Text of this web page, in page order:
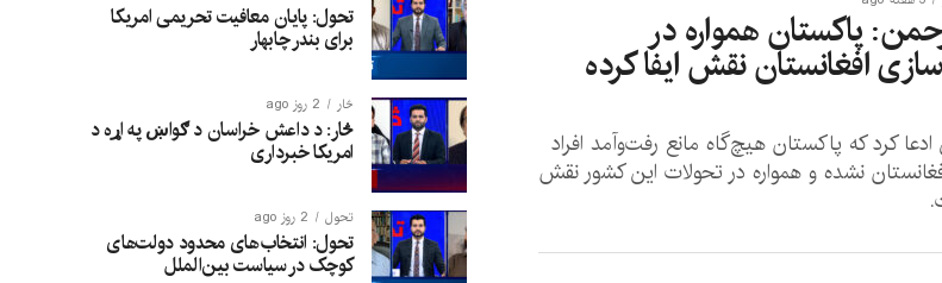
پاکستان همواره در
افغانستان نقش ایفا کرده
کرد که پاکستان هیچ‌گاه مانع رفت‌وآمد افراد
نشده و همواره در تحولات این کشور نقش
تحول: پایان معافیت تحریمی امریکا
برای بندر چابهار
څار 2 روز ago
څار: د داعش خراسان د ګواښ په اړه د
امریکا خبرداری
تحول 2 روز ago
تحول: انتخاب‌های محدود دولت‌های
کوچک در سیاست بین‌الملل